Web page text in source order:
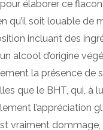
élaborer ce
qu’il soit louable de
incluant des
alcool d’origine
la présence de
que le BHT, qui, à
l’appréciation
vraiment dommage,